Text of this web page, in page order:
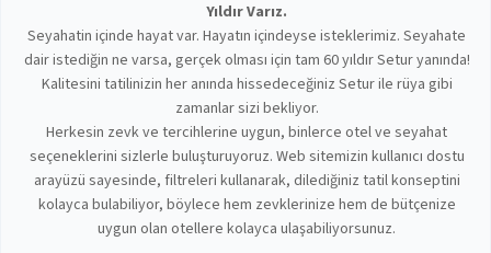
Yıldır Varız.
Seyahatin içinde hayat var. Hayatın içindeyse isteklerimiz. Seyahate
dair istediğin ne varsa, gerçek olması için tam 60 yıldır Setur yanında!
Kalitesini tatilinizin her anında hissedeceğiniz Setur ile rüya gibi
zamanlar sizi bekliyor.
Herkesin zevk ve tercihlerine uygun, binlerce otel ve seyahat
seçeneklerini sizlerle buluşturuyoruz. Web sitemizin kullanıcı dostu
arayüzü sayesinde, filtreleri kullanarak, dilediğiniz tatil konseptini
kolayca bulabiliyor, böylece hem zevklerinize hem de bütçenize
uygun olan otellere kolayca ulaşabiliyorsunuz.